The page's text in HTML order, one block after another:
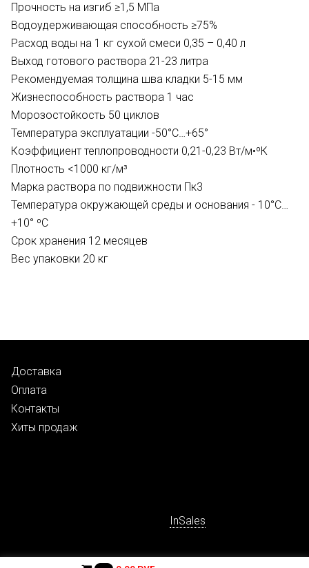
Прочность на изгиб ≥1,5 МПа
Водоудерживающая способность ≥75%
Расход воды на 1 кг сухой смеси 0,35 – 0,40 л
Выход готового раствора 21-23 литра
Рекомендуемая толщина шва кладки 5-15 мм
Жизнеспособность раствора 1 час
Морозостойкость 50 циклов
Температура эксплуатации -50°С…+65°
Коэффициент теплопроводности 0,21-0,23 Вт/м•ºК
Плотность <1000 кг/м³
Марка раствора по подвижности Пк3
Температура окружающей среды и основания - 10°С…
+10° ºС
Срок хранения 12 месяцев
Вес упаковки 20 кг
Доставка
Оплата
Контакты
Хиты продаж
InSales